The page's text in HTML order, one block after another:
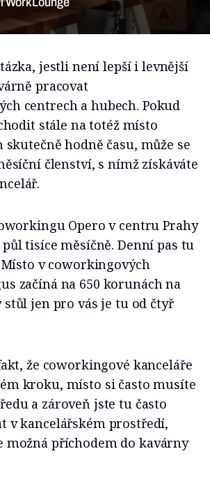
jestli není lepší i levnější
pracovat
centrech a hubech. Pokud
stále na totéž místo
hodně času, může se
členství, s nímž získáváte
Opero v centru Prahy
tisíce měsíčně. Denní pas tu
v coworkingových
začíná na 650 korunách na
stůl jen pro vás je tu od čtyř
že coworkingové kanceláře
kroku, místo si často musíte
a zároveň jste tu často
v kancelářském prostředí,
možná příchodem do kavárny